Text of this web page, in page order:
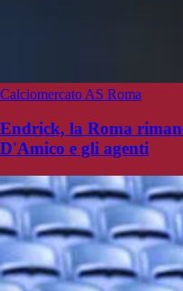
Calciomercato AS Roma
Endrick, la Roma
D'Amico e gli agenti